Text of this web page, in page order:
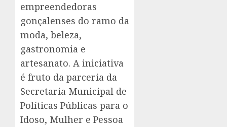
empreendedoras
gonçalenses do ramo da
moda, beleza,
gastronomia e
artesanato. A iniciativa
é fruto da parceria da
Secretaria Municipal de
Políticas Públicas para o
Idoso, Mulher e Pessoa